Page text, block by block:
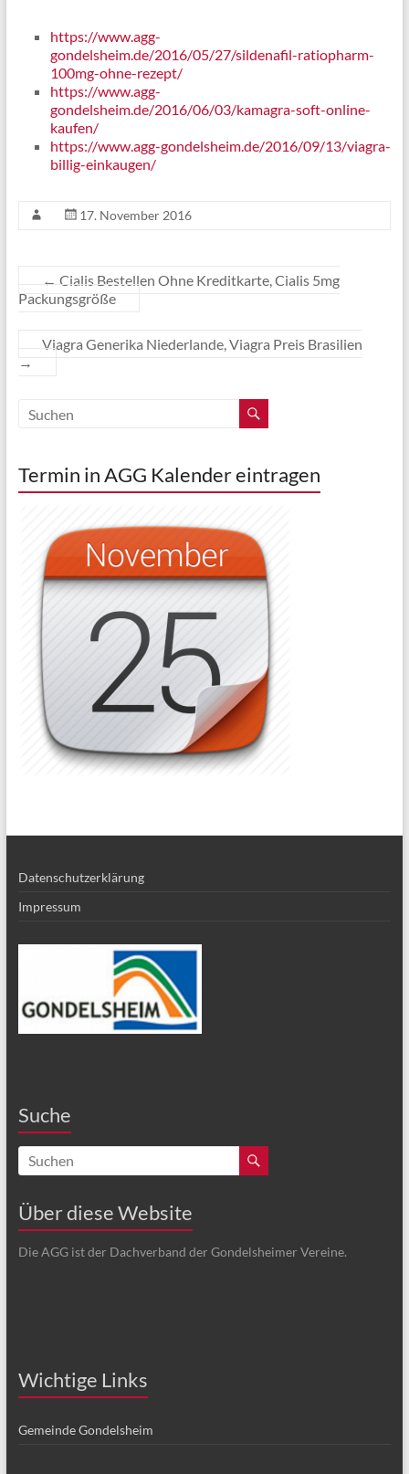
https://www.agg-
gondelsheim.de/2016/05/27/sildenafil-ratiopharm-
100mg-ohne-rezept/
https://www.agg-
gondelsheim.de/2016/06/03/kamagra-soft-online-
kaufen/
https://www.agg-gondelsheim.de/2016/09/13/viagra-
billig-einkaugen/
17. November 2016
← Cialis Bestellen Ohne Kreditkarte, Cialis 5mg
Packungsgröße
Viagra Generika Niederlande, Viagra Preis Brasilien
→
Termin in AGG Kalender eintragen
Datenschutzerklärung
Impressum
Suche
Über diese Website
Die AGG ist der Dachverband der Gondelsheimer Vereine.
Wichtige Links
Gemeinde Gondelsheim